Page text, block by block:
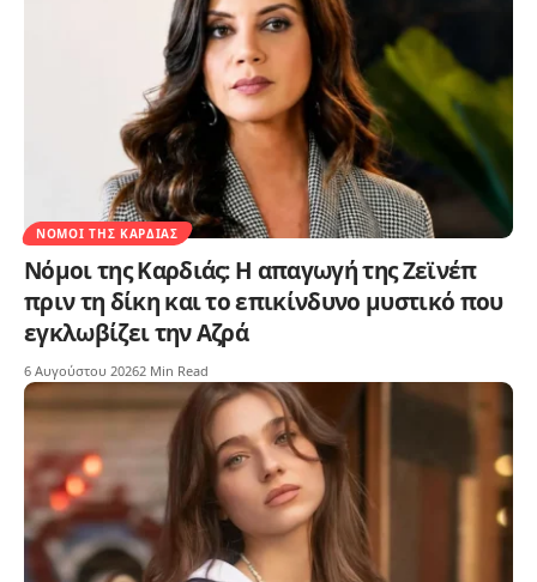
ΝΌΜΟΙ ΤΗΣ ΚΑΡΔΙΆΣ
Νόμοι της Καρδιάς: Η απαγωγή της Ζεϊνέπ
πριν τη δίκη και το επικίνδυνο μυστικό που
εγκλωβίζει την Αζρά
6 Αυγούστου 20262 Min Read